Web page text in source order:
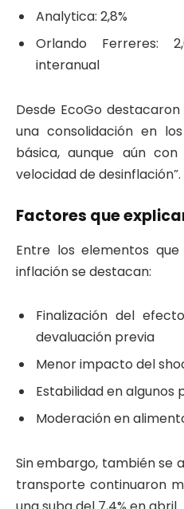
Analytica: 2,8%
Orlando Ferreres:
interanual
Desde EcoGo
una consolidación en
básica, aunque aún
velocidad de desinflación”.
Factores que
Entre los elementos
inflación se destacan:
Finalización del
devaluación previa
Menor impacto del
Estabilidad en algunos
Moderación en
Sin embargo, también se
transporte continuaron